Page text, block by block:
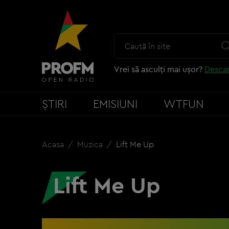
Vrei să asculți mai ușor?
ȘTIRI EMISIUNI WTFUN
Acasa Muzica Lift Me Up
Lift Me Up